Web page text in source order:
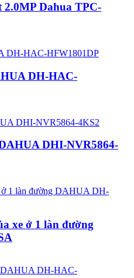
2.0MP Dahua TPC-
DH-HAC-
DHI-NVR5864-
xe ở 1 làn đường